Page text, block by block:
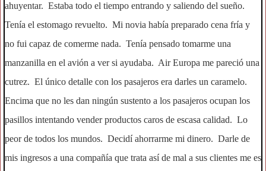
ahuyentar. Estaba todo el tiempo entrando y saliendo del sueño.
Tenía el estomago revuelto. Mi novia había preparado cena fría y
no fui capaz de comerme nada. Tenía pensado tomarme una
manzanilla en el avión a ver si ayudaba. Air Europa me pareció una
cutrez. El único detalle con los pasajeros era darles un caramelo.
Encima que no les dan ningún sustento a los pasajeros ocupan los
pasillos intentando vender productos caros de escasa calidad. Lo
peor de todos los mundos. Decidí ahorrarme mi dinero. Darle de
mis ingresos a una compañía que trata así de mal a sus clientes me es